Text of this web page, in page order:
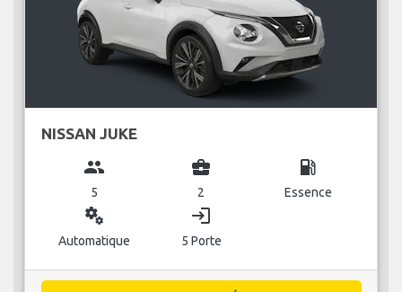
NISSAN JUKE
group
5
business_center
2
local_gas_station
Essence
miscellaneous_services
Automatique
login
5 Porte